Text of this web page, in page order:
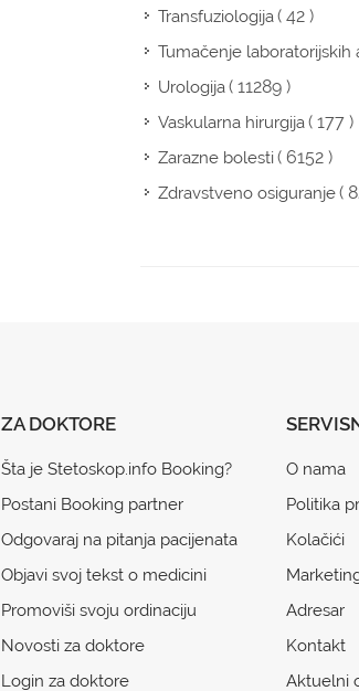
Transfuziologija( 42 )
Tumačenje laboratorijskih
Urologija( 11289 )
Vaskularna hirurgija( 177 )
Zarazne bolesti( 6152 )
Zdravstveno osiguranje(
ZA DOKTORE
Šta je Stetoskop.info Booking?
Postani Booking partner
Odgovaraj na pitanja pacijenata
Objavi svoj tekst o medicini
Promoviši svoju ordinaciju
Novosti za doktore
Login za doktore
O nama
Politika
Kolačići
Adresar
Kontakt
Aktuelni